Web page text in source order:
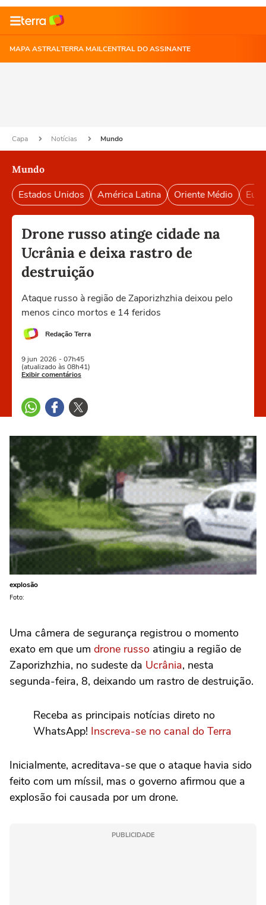
MAPA ASTRALTERRA MAILCENTRAL DO ASSINANTE
Capa Notícias Mundo
Mundo
Estados Unidos América Latina Oriente Médio
Drone russo atinge cidade na
Ucrânia e deixa rastro de
destruição
Ataque russo à região de Zaporizhzhia deixou pelo
menos cinco mortos e 14 feridos
Redação Terra
9 jun 2026 - 07h45
(atualizado às 08h41)
Exibir comentários
explosão
Foto:
Uma câmera de segurança registrou o momento
exato em que um drone russo atingiu a região de
Zaporizhzhia, no sudeste da Ucrânia, nesta
segunda-feira, 8, deixando um rastro de destruição.
Receba as principais notícias direto no
WhatsApp! Inscreva-se no canal do Terra
Inicialmente, acreditava-se que o ataque havia sido
feito com um míssil, mas o governo afirmou que a
explosão foi causada por um drone.
PUBLICIDADE